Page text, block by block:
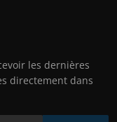
les dernières
directement dans